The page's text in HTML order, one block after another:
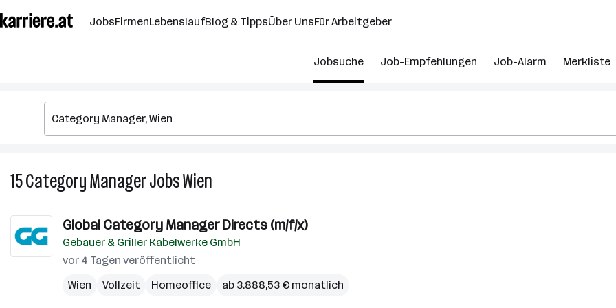
Seiteninhalt
springen
JobsFirmenLebenslaufBlog & TippsÜber UnsFür Arbeitgeber
Jobsuche Job-Empfehlungen Job-Alarm Merkliste
15Category ManagerJobsWien
Jobs
in
Global Category Manager Directs (m/f/x)
Gebauer & Griller Kabelwerke GmbH
vor 4 Tagen veröffentlicht
Wien
Vollzeit Homeoffice ab 3.888,53 € monatlich